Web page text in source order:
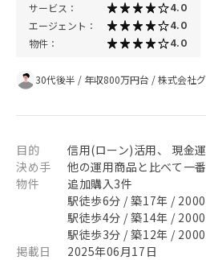
サービス： 4.0
エージェント： 4.0
物件： 4.0
30代後半 / 年収800万円台 /株式会社
目的
信用(ローン)活用、 現金
決め手
他の運用商品と比べて一
物件
追加購入3件
駅徒歩6分 / 築17年 /
駅徒歩4分 / 築14年 /
駅徒歩3分 / 築12年 /
掲載日
2025年06月17日